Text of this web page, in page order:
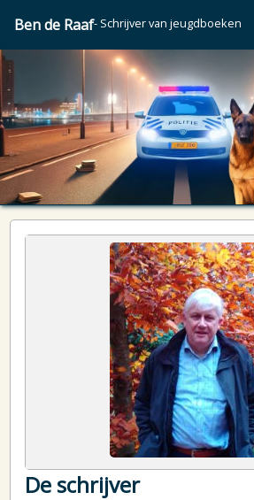
Ben de Raaf- Schrijver van jeugdboeken
De schrijver